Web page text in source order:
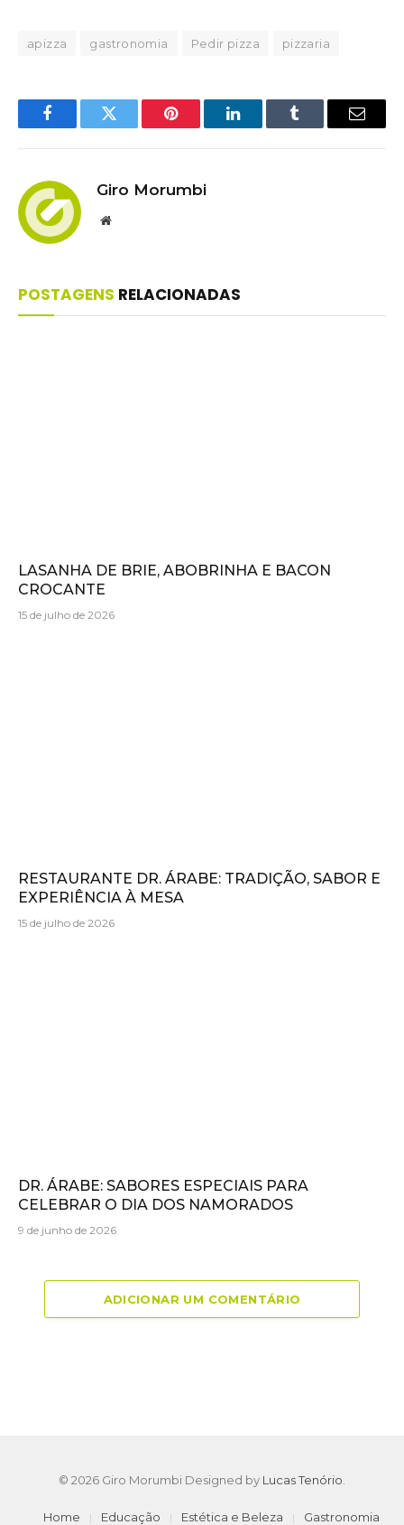
apizza gastronomia Pedir pizza pizzaria
FacebookTwitter Pinterest LinkedInTumblr Email
Giro Morumbi
Website
POSTAGENS RELACIONADAS
LASANHA DE BRIE, ABOBRINHA E BACON
CROCANTE
15 de julho de 2026
RESTAURANTE DR. ÁRABE: TRADIÇÃO, SABOR E
EXPERIÊNCIA À MESA
15 de julho de 2026
DR. ÁRABE: SABORES ESPECIAIS PARA
CELEBRAR O DIA DOS NAMORADOS
9 de junho de 2026
ADICIONAR UM COMENTÁRIO
© 2026 Giro Morumbi Designed by Lucas Tenório
Home Educação Estética e Beleza Gastronomia